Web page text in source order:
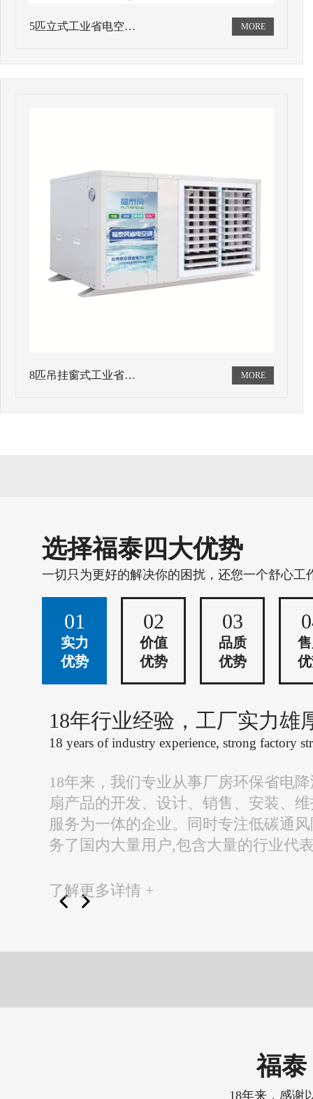
5匹立式工业省电空…
8匹吊挂窗式工业省…
选择福泰四大优势
一切只为更好的解决你的困扰，还您一个舒心工
01
实力
优势
02
价值
优势
03
品质
优势
18年行业经验，工厂实力雄
18 years of industry experience, strong factory
18年来，我们专业从事厂房环保省电
扇产品的开发、设计、销售、安装、
服务为一体的企业。同时专注低碳通
务了国内大量用户,包含大量的行业代
了解更多详情 +
福泰
18年来，感谢